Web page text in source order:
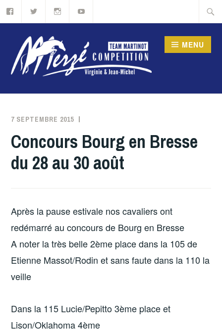
Accéder
au
contenu
principal
ÉLEVAGE DE MERZÉ –
MERZÉ COMPÉTION,
SPORT ÉTUDES
ÉQUITATION EN
BOURGOGNE
MENU
7 SEPTEMBRE 2015
Concours Bourg en Bresse
du 28 au 30 août
Après la pause estivale nos cavaliers ont
redémarré au concours de Bourg en Bresse
A noter la très belle 2ème place dans la 105 de
Etienne Massot/Rodin et sans faute dans la 110 la
veille
Dans la 115 Lucie/Pepitto 3ème place et
Lison/Oklahoma 4ème